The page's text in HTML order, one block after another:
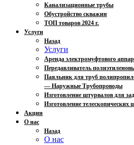
Канализационные трубы
Обустройство скважин
ТОП товаров 2024 г.
Услуги
Назад
Услуги
Аренда электромуфтового
Передавливатель
Паяльник для труб
— Наружные Трубопроводы
Изготовление штурвалов для
Изготовление телескопических
Акции
О нас
Назад
О нас